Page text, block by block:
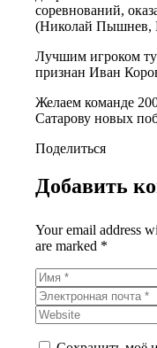
соревнований,
(Николай Пышнев,
Лучшим игроком
признан Иван
Желаем команде
Сатарову новых
Поделиться
Добавить
Your email address
are marked *